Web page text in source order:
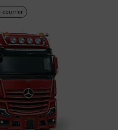
courrier